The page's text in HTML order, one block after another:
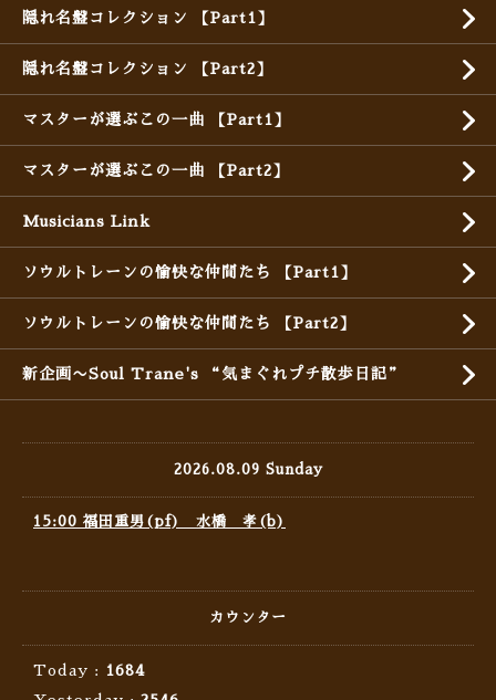
隠れ名盤コレクション 【Part1】
隠れ名盤コレクション 【Part2】
マスターが選ぶこの一曲 【Part1】
マスターが選ぶこの一曲 【Part2】
Musicians Link
ソウルトレーンの愉快な仲間たち 【Part1】
ソウルトレーンの愉快な仲間たち 【Part2】
新企画〜Soul Trane's “気まぐれプチ散歩日記”
2026.08.09 Sunday
15:00 福田重男(pf) 水橋 孝(b)
カウンター
Today :
1684